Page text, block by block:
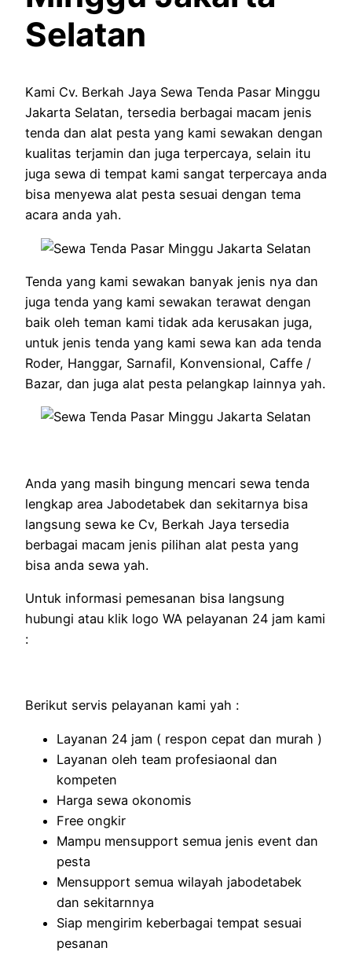
Selatan
Kami Cv. Berkah Jaya Sewa Tenda Pasar Minggu
Jakarta Selatan, tersedia berbagai macam jenis
tenda dan alat pesta yang kami sewakan dengan
kualitas terjamin dan juga terpercaya, selain itu
juga sewa di tempat kami sangat terpercaya anda
bisa menyewa alat pesta sesuai dengan tema
acara anda yah.
Tenda yang kami sewakan banyak jenis nya dan
juga tenda yang kami sewakan terawat dengan
baik oleh teman kami tidak ada kerusakan juga,
untuk jenis tenda yang kami sewa kan ada tenda
Roder, Hanggar, Sarnafil, Konvensional, Caffe /
Bazar, dan juga alat pesta pelangkap lainnya yah.
Anda yang masih bingung mencari sewa tenda
lengkap area Jabodetabek dan sekitarnya bisa
langsung sewa ke Cv, Berkah Jaya tersedia
berbagai macam jenis pilihan alat pesta yang
bisa anda sewa yah.
Untuk informasi pemesanan bisa langsung
hubungi atau klik logo WA pelayanan 24 jam kami
:
Berikut servis pelayanan kami yah :
Layanan 24 jam ( respon cepat dan murah )
Layanan oleh team profesiaonal dan
kompeten
Harga sewa okonomis
Free ongkir
Mampu mensupport semua jenis event dan
pesta
Mensupport semua wilayah jabodetabek
dan sekitarnnya
Siap mengirim keberbagai tempat sesuai
pesanan